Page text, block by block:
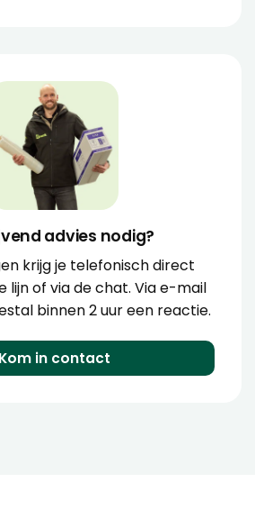
advies nodig?
krijg je telefonisch direct
lijn of via de chat. Via e-mail
binnen 2 uur een reactie.
Kom in contact